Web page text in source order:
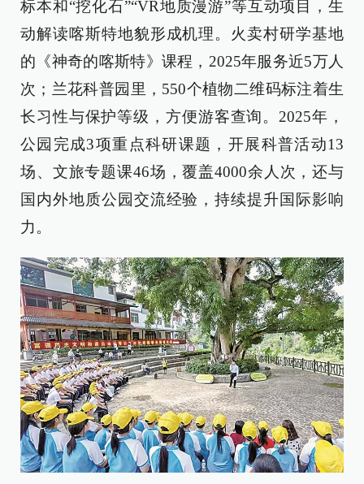
标本和“挖化石”“VR地质漫游”等互动项目，生
动解读喀斯特地貌形成机理。火卖村研学基地
的《神奇的喀斯特》课程，2025年服务近5万人
次；兰花科普园里，550个植物二维码标注着生
长习性与保护等级，方便游客查询。2025年，
公园完成3项重点科研课题，开展科普活动13
场、文旅专题课46场，覆盖4000余人次，还与
国内外地质公园交流经验，持续提升国际影响
力。